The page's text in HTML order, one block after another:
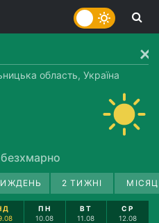
область, Україна
безхмарно
2 ТИЖНІ
ПН
10.08
ВТ
11.08
СР
12.08